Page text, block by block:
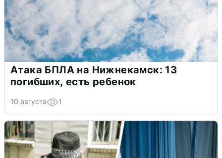
Атака БПЛА на Нижнекамск: 13
погибших, есть ребенок
10 августа 1